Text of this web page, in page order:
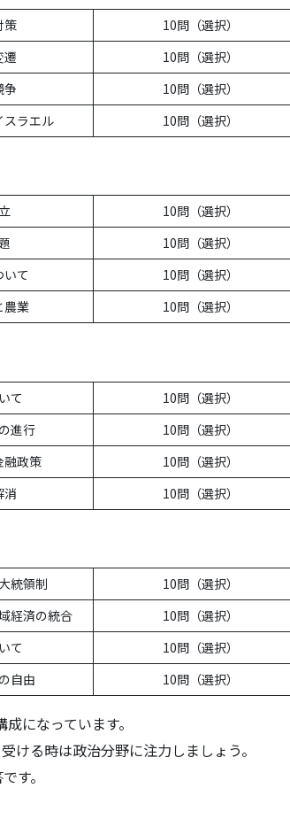
策
10問（選択）
遷
10問（選択）
争
10問（選択）
スラエル 10問（選択）
10問（選択）
10問（選択）
いて
10問（選択）
農業 10問（選択）
て
10問（選択）
進行
10問（選択）
融政策
10問（選択）
消 10問（選択）
統領制
10問（選択）
経済の統合
10問（選択）
て
10問（選択）
自由 10問（選択）
になっています。
ける時は政治分野に注力しましょう。
す。